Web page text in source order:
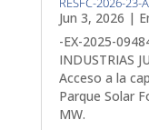
Jun 3, 2026 |
-EX-2025-
INDUSTRIAS
Acceso a la
Parque Solar
MW.